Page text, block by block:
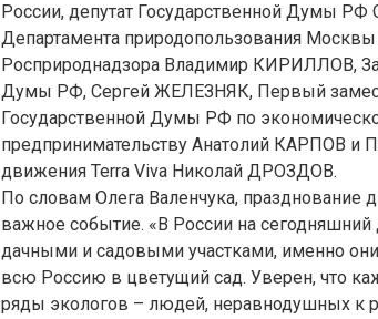
России, депутат Государственной Думы
Департамента природопользования
Росприроднадзора Владимир КИРИЛЛОВ,
Думы РФ, Сергей ЖЕЛЕЗНЯК, Первый
Государственной Думы РФ по
предпринимательству Анатолий КАРПОВ и
движения Terra Viva Николай ДРОЗДОВ.
По словам Олега Валенчука, празднование
важное событие. «В России на
дачными и садовыми участками, именно
всю Россию в цветущий сад. Уверен, что
ряды экологов – людей, неравнодушных к